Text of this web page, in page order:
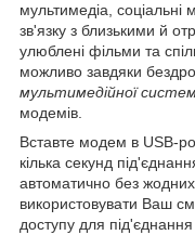
мультимедіа, соціальні
зв'язку з близькими й
улюблені фільми та
можливо завдяки
мультимедійної
модемів.
Вставте модем в USB-
кілька секунд
автоматично без
використовувати Ваш
доступу для